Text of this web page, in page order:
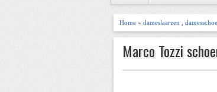
Home » dameslaarzen
Marco Tozzi